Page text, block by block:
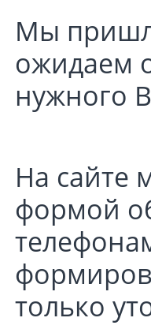
Мы
ожидаем
нужного
На сайте
формой
только